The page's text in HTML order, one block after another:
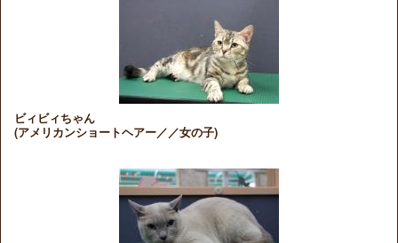
ビィビィちゃん
(アメリカンショートヘアー／／女の子)